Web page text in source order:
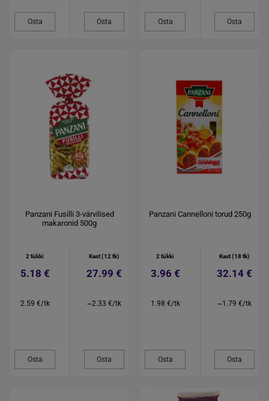
Osta Osta Osta Osta
Panzani Fusilli 3-värvilised
makaronid 500g
2 tükki
5.18 €
2.59 €/tk
Osta
Kast (12 tk)
27.99 €
~2.33 €/tk
Osta
Panzani Cannelloni torud 250g
2 tükki
3.96 €
1.98 €/tk
Osta
Kast (18 tk)
32.14 €
~1.79 €/tk
Osta